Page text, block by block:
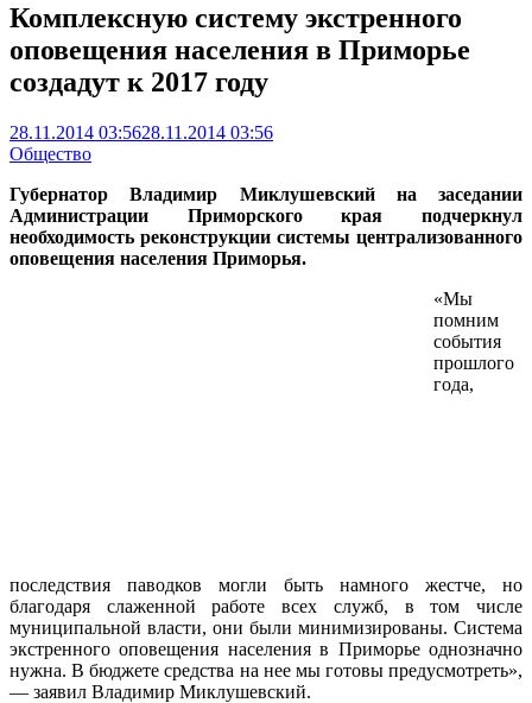
Комплексную систему экстренного
оповещения населения в Приморье
создадут к 2017 году
28.11.2014 03:5628.11.2014 03:56
Общество
Губернатор Владимир Миклушевский на заседании
Администрации Приморского края подчеркнул
необходимость реконструкции системы централизованного
оповещения населения Приморья.
«Мы
помним
события
прошлого
года,
последствия паводков могли быть намного жестче, но
благодаря слаженной работе всех служб, в том числе
муниципальной власти, они были минимизированы. Система
экстренного оповещения населения в Приморье однозначно
нужна. В бюджете средства на нее мы готовы предусмотреть»,
— заявил Владимир Миклушевский.